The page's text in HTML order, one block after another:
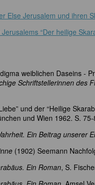
Else Jerusalem und ihren
“Der heilige
weiblichen Daseins -
Schriftstellerinnen des
und der “Heilige
und Wien 1962. S. 75-
Ein Beitrag unserer
(1902) Seemann
Ein Roman, S.